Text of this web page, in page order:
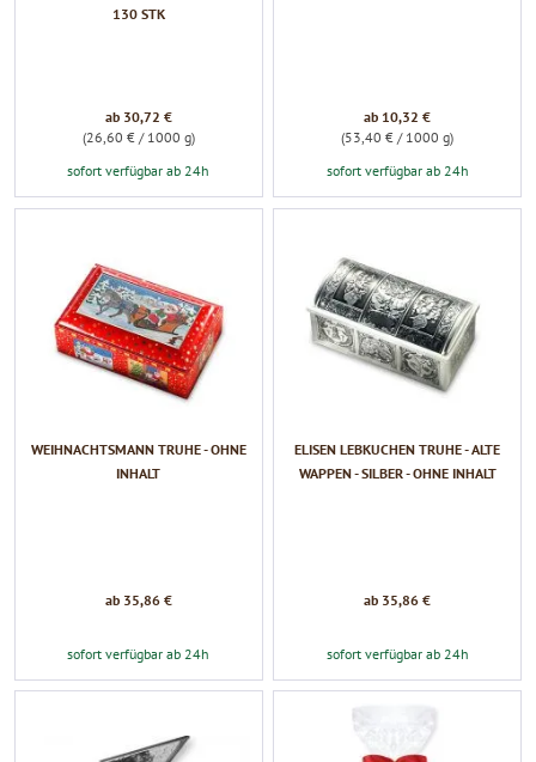
130 STK
ab 30,72 €
(26,60 € / 1000 g)
sofort verfügbar ab 24h
ab 10,32 €
(53,40 € / 1000 g)
sofort verfügbar ab 24h
WEIHNACHTSMANN TRUHE - OHNE
INHALT
ab 35,86 €
sofort verfügbar ab 24h
ELISEN LEBKUCHEN TRUHE - ALTE
WAPPEN - SILBER - OHNE INHALT
ab 35,86 €
sofort verfügbar ab 24h